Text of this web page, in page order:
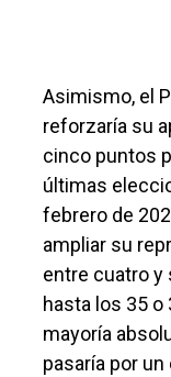
Asimismo, el
reforzaría su
cinco puntos
últimas
febrero de
ampliar su
entre cuatro y
hasta los 35 o
mayoría
pasaría por